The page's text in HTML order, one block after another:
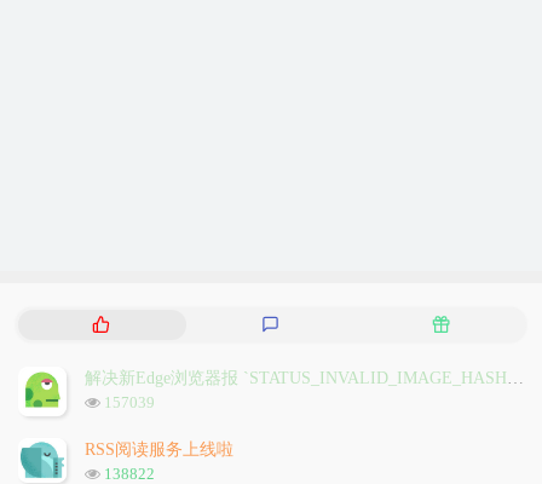
热
文
章
评
随
文
解决新Edge浏览器报 `STATUS_INVALID_IMAGE_HASH` 问题
浏
次
数:
157039
RSS阅读服务上线啦
浏
138822